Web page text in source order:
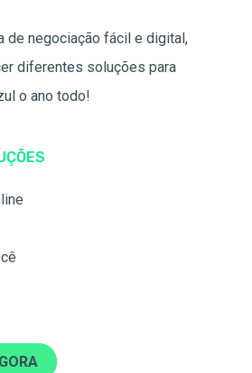
de negociação fácil e digital,
diferentes soluções para
o ano todo!